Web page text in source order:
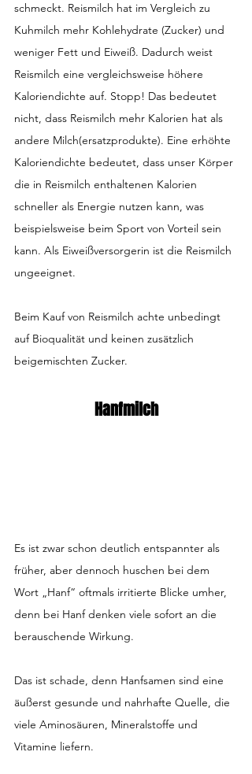
schmeckt. Reismilch hat im Vergleich zu
Kuhmilch mehr Kohlehydrate (Zucker) und
weniger Fett und Eiweiß. Dadurch weist
Reismilch eine vergleichsweise höhere
Kaloriendichte auf. Stopp! Das bedeutet
nicht, dass Reismilch mehr Kalorien hat als
andere Milch(ersatzprodukte). Eine erhöhte
Kaloriendichte bedeutet, dass unser Körper
die in Reismilch enthaltenen Kalorien
schneller als Energie nutzen kann, was
beispielsweise beim Sport von Vorteil sein
kann. Als Eiweißversorgerin ist die Reismilch
ungeeignet.
Beim Kauf von Reismilch achte unbedingt
auf Bioqualität und keinen zusätzlich
beigemischten Zucker.
Hanfmilch
Es ist zwar schon deutlich entspannter als
früher, aber dennoch huschen bei dem
Wort „Hanf“ oftmals irritierte Blicke umher,
denn bei Hanf denken viele sofort an die
berauschende Wirkung.
Das ist schade, denn Hanfsamen sind eine
äußerst gesunde und nahrhafte Quelle, die
viele Aminosäuren, Mineralstoffe und
Vitamine liefern.